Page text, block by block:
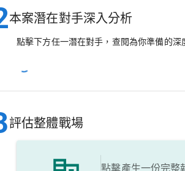
本案潛在對手深入分析
點擊下方任一潛在對手，查閱為你準備的深
評估整體戰場
點擊產生一份完整